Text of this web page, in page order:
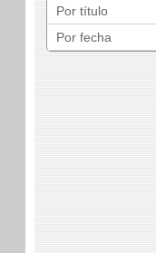
Por título
Por fecha